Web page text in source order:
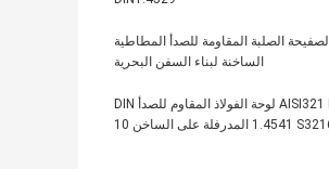
الصفيحة الصلبة المقاومة للصدأ المطاطية
الساخنة لبناء السفن البحرية
AISI321 EN لوحة الفولاذ المقاوم للصدأ DIN
1.4541 S32168 المدرفلة على الساخن 10